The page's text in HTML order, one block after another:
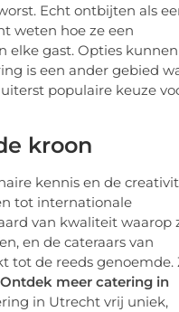
Echt ontbijten als
weten hoe ze een
elke gast. Opties kunnen
is een ander gebied
populaire keuze
kroon
kennis en de
tot internationale
van kwaliteit waarop
en de cateraars van
tot de reeds genoemde.
Ontdek meer catering in
in Utrecht vrij uniek,